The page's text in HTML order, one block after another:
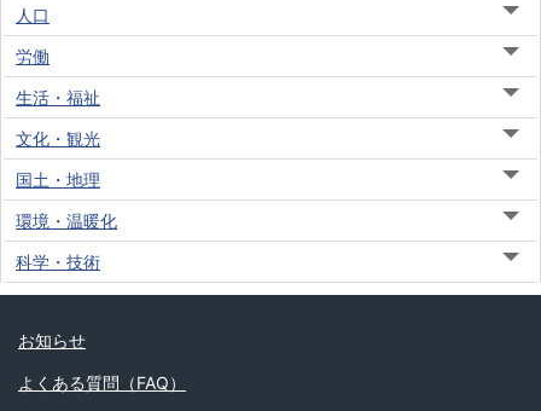
人口
労働
生活・福祉
文化・観光
国土・地理
環境・温暖化
科学・技術
お知らせ
よくある質問（FAQ）